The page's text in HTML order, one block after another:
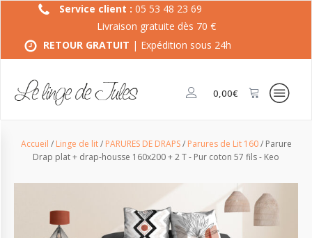
Service client : 05 53 48 23 69
Livraison gratuite dès 70 €
RETOUR GRATUIT | Expédition sous 24h
0,00€
Accueil / Linge de lit/ PARURES DE DRAPS/ Parures de Lit 160/ Parure
Drap plat + drap-housse 160x200 + 2 T - Pur coton 57 fils - Keo